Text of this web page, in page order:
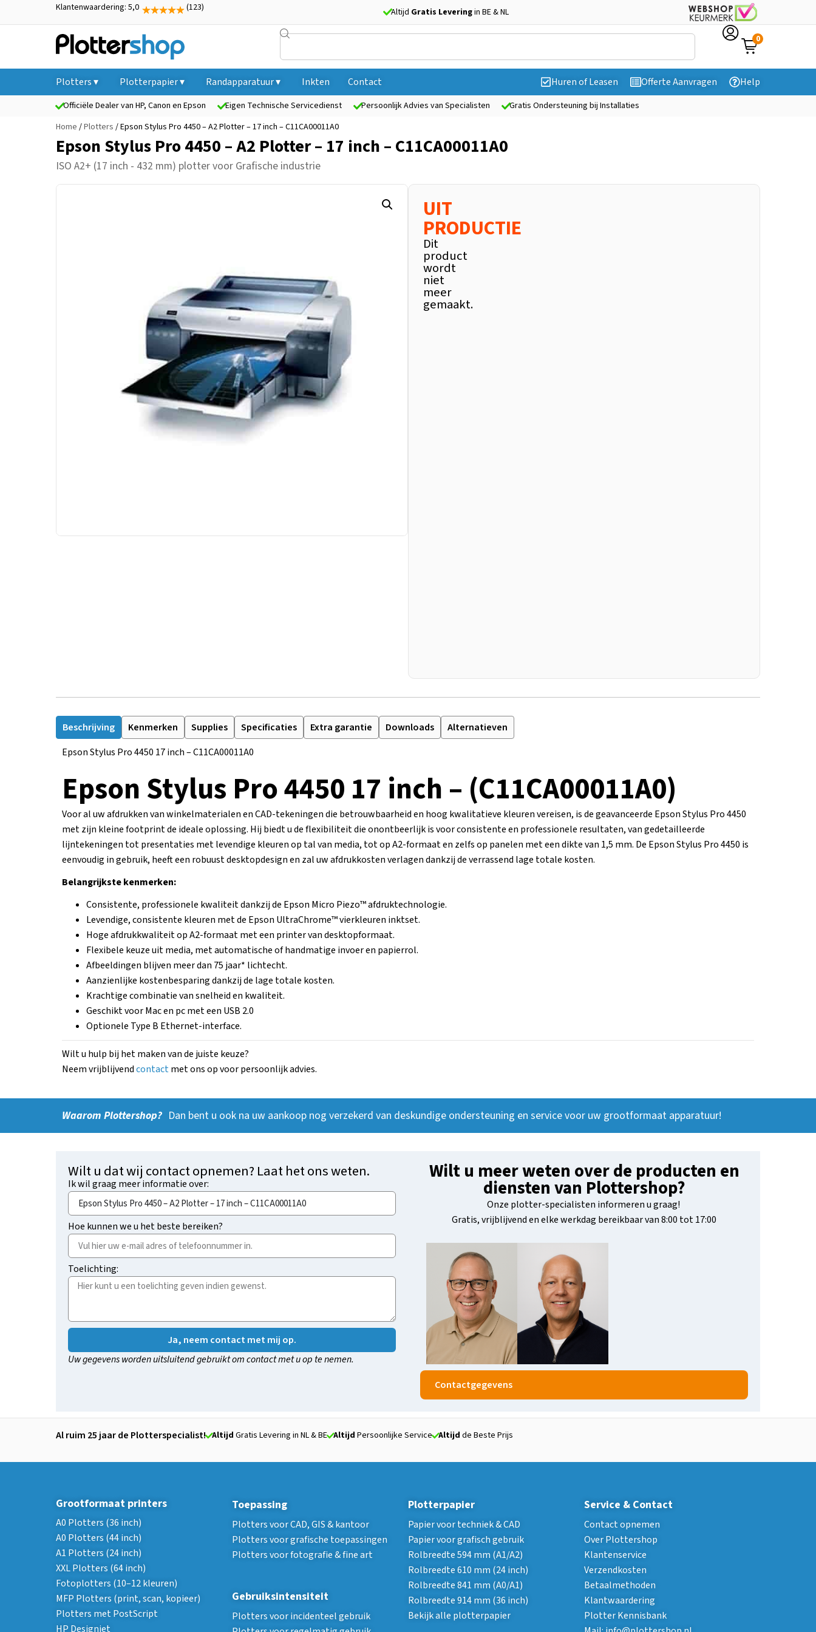
Klantenwaardering: 5,0 (123) Altijd Gratis Leveringin BE & NL
0
Plotters ▾ Plotterpapier ▾ Randapparatuur ▾ Inkten Contact Huren of Leasen Offerte Aanvragen Help
Officiële Dealer van HP, Canon en Epson Eigen Technische Servicedienst Persoonlijk Advies van Specialisten
Gratis Ondersteuning bij Installaties
Home /Plotters / Epson Stylus Pro 4450 – A2 Plotter – 17 inch – C11CA00011A0
Epson Stylus Pro 4450 – A2 Plotter – 17 inch – C11CA00011A0
ISO A2+ (17 inch - 432 mm) plottervoor Grafische industrie
UIT
PRODUCTIE
Dit
product
wordt
niet
meer
gemaakt.
Beschrijving Kenmerken Supplies Specificaties Extra garantie Downloads
Alternatieven
Epson Stylus Pro 4450 17 inch – C11CA00011A0
Epson Stylus Pro 4450 17 inch – (C11CA00011A0)
Voor al uw afdrukken van winkelmaterialen en CAD-tekeningen die betrouwbaarheid en hoog kwalitatieve kleuren vereisen, is de geavanceerde Epson Stylus Pro 4450
met zijn kleine footprint de ideale oplossing. Hij biedt u de flexibiliteit die onontbeerlijk is voor consistente en professionele resultaten, van gedetailleerde
lijntekeningen tot presentaties met levendige kleuren op tal van media, tot op A2-formaat en zelfs op panelen met een dikte van 1,5 mm. De Epson Stylus Pro 4450 is
eenvoudig in gebruik, heeft een robuust desktopdesign en zal uw afdrukkosten verlagen dankzij de verrassend lage totale kosten.
Belangrijkste kenmerken:
Consistente, professionele kwaliteit dankzij de Epson Micro Piezo™ afdruktechnologie.
Levendige, consistente kleuren met de Epson UltraChrome™ vierkleuren inktset.
Hoge afdrukkwaliteit op A2-formaat met een printer van desktopformaat.
Flexibele keuze uit media, met automatische of handmatige invoer en papierrol.
Afbeeldingen blijven meer dan 75 jaar* lichtecht.
Aanzienlijke kostenbesparing dankzij de lage totale kosten.
Krachtige combinatie van snelheid en kwaliteit.
Geschikt voor Mac en pc met een USB 2.0
Optionele Type B Ethernet-interface.
Wilt u hulp bij het maken van de juiste keuze?
Neem vrijblijvendcontactmet ons op voor persoonlijk advies.
Waarom Plottershop? Dan bent u ook na uw aankoop nog verzekerd van deskundige ondersteuning en service voor uw grootformaat apparatuur!
Wilt u meer weten over de producten en
diensten van Plottershop?
Onze plotter-specialisten informeren u graag!
Gratis, vrijblijvend en elke werkdag bereikbaar van 8:00 tot 17:00
Contactgegevens
Wilt u dat wij contact opnemen? Laat het ons weten.
Ik wil graag meer informatie over:
Hoe kunnen we u het beste bereiken?
Toelichting:
Ja, neem contact met mij op.
Uw gegevens worden uitsluitend gebruikt om contact met u op te nemen.
Al ruim 25 jaar de Plotterspecialist! Altijd Gratis Levering in NL & BE Altijd Persoonlijke Service Altijd de Beste Prijs
Grootformaat printers
A0 Plotters (36 inch)
A0 Plotters (44 inch)
A1 Plotters (24 inch)
XXL Plotters (64 inch)
Fotoplotters (10–12 kleuren)
MFP Plotters (print, scan, kopieer)
Plotters met PostScript
HP Designjet
Toepassing
Plotters voor CAD, GIS & kantoor
Plotters voor grafische toepassingen
Plotters voor fotografie & fine art
Gebruiksintensiteit
Plotters voor incidenteel gebruik
Plotterpapier
Papier voor techniek & CAD
Papier voor grafisch gebruik
Rolbreedte 594 mm (A1/A2)
Rolbreedte 610 mm (24 inch)
Rolbreedte 841 mm (A0/A1)
Rolbreedte 914 mm (36 inch)
Bekijk alle plotterpapier
Service & Contact
Contact opnemen
Over Plottershop
Klantenservice
Verzendkosten
Betaalmethoden
Klantwaardering
Plotter Kennisbank